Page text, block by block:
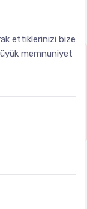
ettiklerinizi bize
memnuniyet